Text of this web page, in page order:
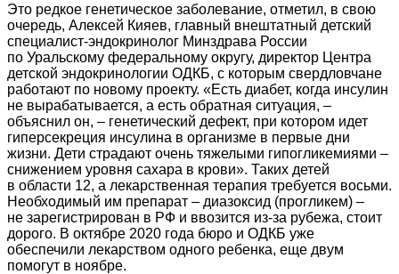
Это редкое генетическое заболевание, отметил, в свою
очередь, Алексей Кияев, главный внештатный детский
специалист-эндокринолог Минздрава России
по Уральскому федеральному округу, директор Центра
детской эндокринологии ОДКБ, с которым свердловчане
работают по новому проекту. «Есть диабет, когда инсулин
не вырабатывается, а есть обратная ситуация, –
объяснил он, – генетический дефект, при котором идет
гиперсекреция инсулина в организме в первые дни
жизни. Дети страдают очень тяжелыми гипогликемиями –
снижением уровня сахара в крови». Таких детей
в области 12, а лекарственная терапия требуется восьми.
Необходимый им препарат – диазоксид (прогликем) –
не зарегистрирован в РФ и ввозится из-за рубежа, стоит
дорого. В октябре 2020 года бюро и ОДКБ уже
обеспечили лекарством одного ребенка, еще двум
помогут в ноябре.